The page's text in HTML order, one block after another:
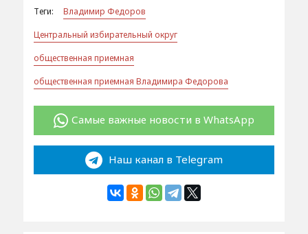
Теги:
Владимир Федоров
Центральный избирательный округ
общественная приемная
общественная приемная Владимира Федорова
Самые важные новости в WhatsApp
Наш канал в Telegram